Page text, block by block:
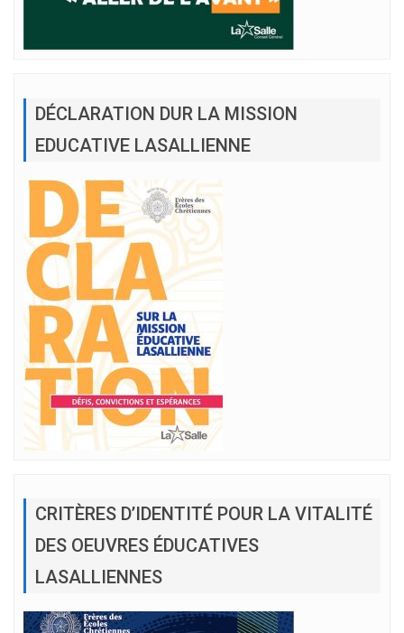
DÉCLARATION DUR LA MISSION
EDUCATIVE LASALLIENNE
CRITÈRES D’IDENTITÉ POUR LA VITALITÉ
DES OEUVRES ÉDUCATIVES
LASALLIENNES